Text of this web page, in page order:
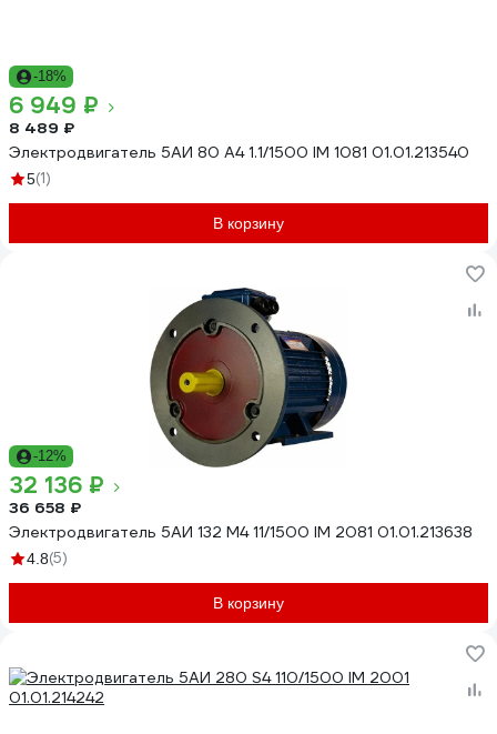
-18%
6 949 ₽
8 489 ₽
Электродвигатель 5АИ 80 А4 1.1/1500 IM 1081 01.01.213540
5(1)
В корзину
-12%
32 136 ₽
36 658 ₽
Электродвигатель 5АИ 132 М4 11/1500 IM 2081 01.01.213638
4.8(5)
В корзину